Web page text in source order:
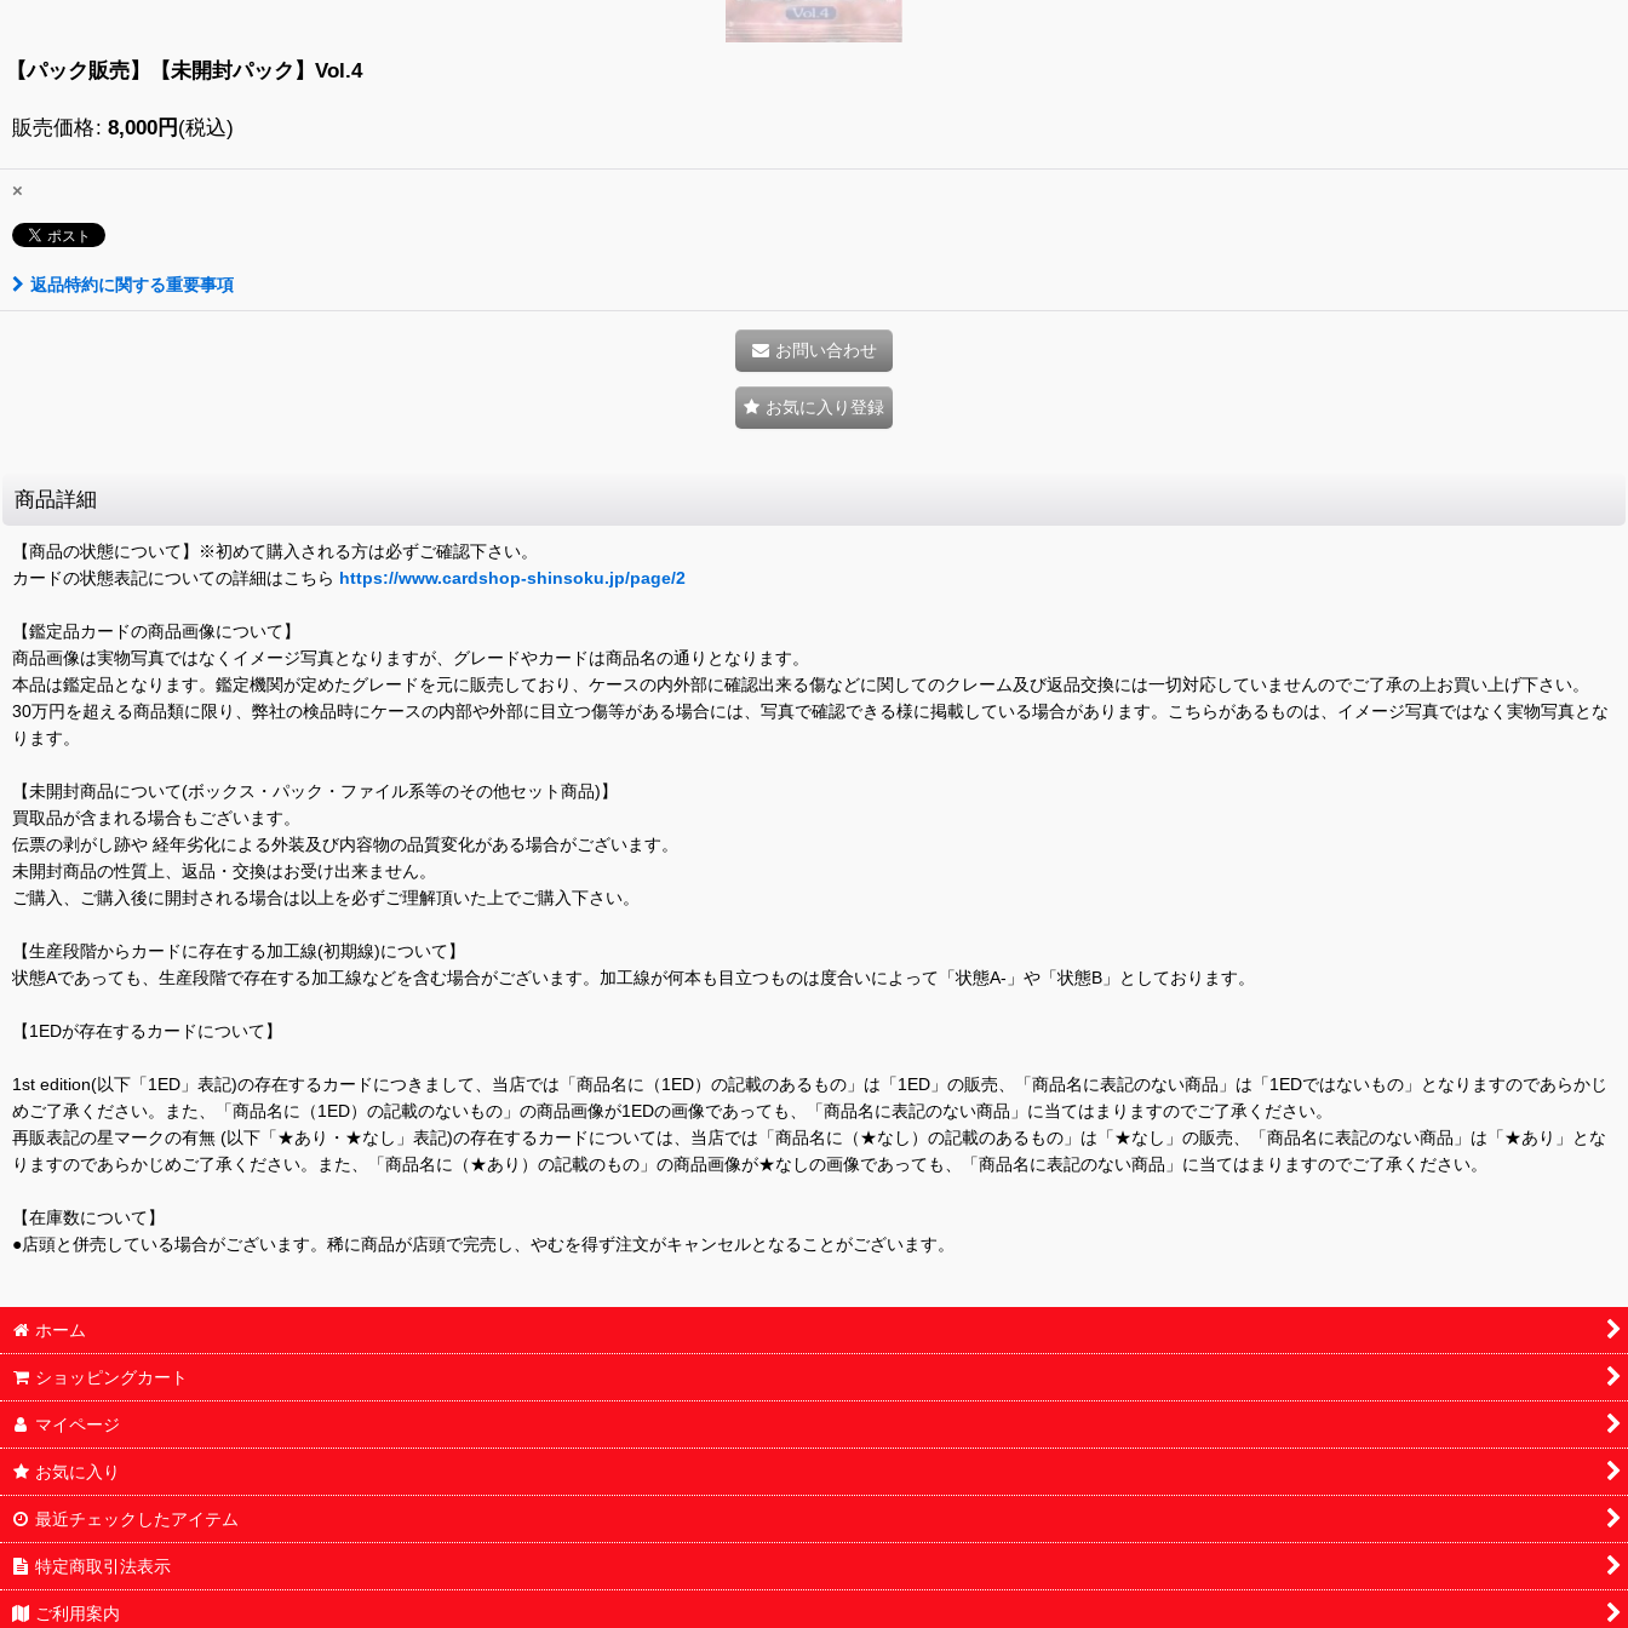
【パック販売】【未開封パック】Vol.4
販売価格: 8,000円 (税込)
×
返品特約に関する重要事項
お問い合わせ
お気に入り登録
商品詳細
【商品の状態について】※初めて購入される方は必ずご確認下さい。
カードの状態表記についての詳細はこちら https://www.cardshop-shinsoku.jp/page/2
【鑑定品カードの商品画像について】
商品画像は実物写真ではなくイメージ写真となりますが、グレードやカードは商品名の通りとなります。
本品は鑑定品となります。鑑定機関が定めたグレードを元に販売しており、ケースの内外部に確認出来る傷などに関してのクレーム及び返品交換には一切対応していませんのでご了承の上お買い上げ下さい。
30万円を超える商品類に限り、弊社の検品時にケースの内部や外部に目立つ傷等がある場合には、写真で確認できる様に掲載している場合があります。こちらがあるものは、イメージ写真ではなく実物写真とな
ります。
【未開封商品について(ボックス・パック・ファイル系等のその他セット商品)】
買取品が含まれる場合もございます。
伝票の剥がし跡や 経年劣化による外装及び内容物の品質変化がある場合がございます。
未開封商品の性質上、返品・交換はお受け出来ません。
ご購入、ご購入後に開封される場合は以上を必ずご理解頂いた上でご購入下さい。
【生産段階からカードに存在する加工線(初期線)について】
状態Aであっても、生産段階で存在する加工線などを含む場合がございます。加工線が何本も目立つものは度合いによって「状態A-」や「状態B」としております。
【1EDが存在するカードについて】
1st edition(以下「1ED」表記)の存在するカードにつきまして、当店では「商品名に（1ED）の記載のあるもの」は「1ED」の販売、「商品名に表記のない商品」は「1EDではないもの」となりますのであらかじ
めご了承ください。また、「商品名に（1ED）の記載のないもの」の商品画像が1EDの画像であっても、「商品名に表記のない商品」に当てはまりますのでご了承ください。
再販表記の星マークの有無 (以下「★あり・★なし」表記)の存在するカードについては、当店では「商品名に（★なし）の記載のあるもの」は「★なし」の販売、「商品名に表記のない商品」は「★あり」とな
りますのであらかじめご了承ください。また、「商品名に（★あり）の記載のもの」の商品画像が★なしの画像であっても、「商品名に表記のない商品」に当てはまりますのでご了承ください。
【在庫数について】
●店頭と併売している場合がございます。稀に商品が店頭で完売し、やむを得ず注文がキャンセルとなることがございます。
ホーム
ショッピングカート
マイページ
お気に入り
最近チェックしたアイテム
特定商取引法表示
ご利用案内